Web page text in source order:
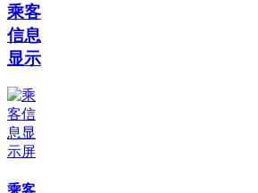
乘客
信息
显示
乘客